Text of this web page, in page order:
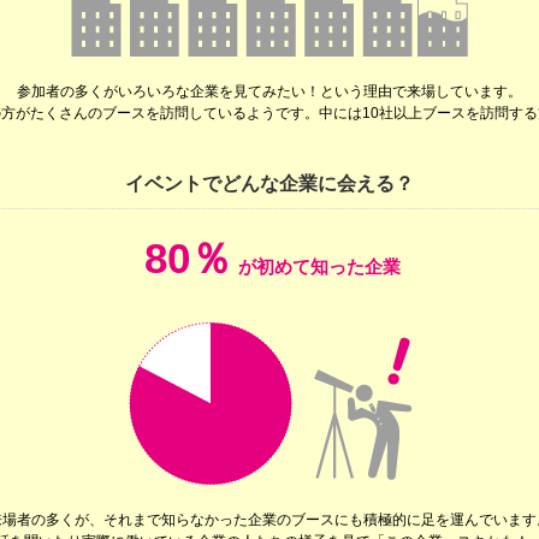
参加者の多くがいろいろな企業を見てみたい！という理由で来場しています。
がたくさんのブースを訪問しているようです。中には10社以上ブースを訪問する
イベントでどんな企業に会える？
80％ が初めて知った企業
者の多くが、それまで知らなかった企業のブースにも積極的に足を運んでいます